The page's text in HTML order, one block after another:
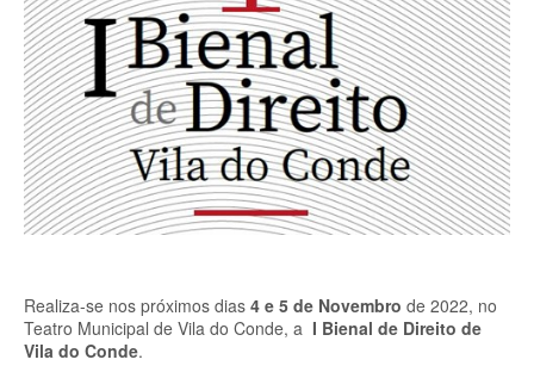
Realiza-se nos próximos dias 4 e 5 de Novembro de 2022, no
Teatro Municipal de Vila do Conde, a I Bienal de Direito de
Vila do Conde.